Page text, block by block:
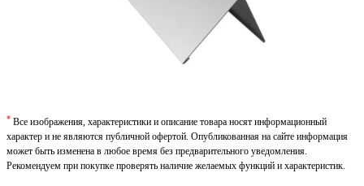
* Все изображения, характеристики и описание товара носят информационный
характер и не являются публичной офертой. Опубликованная на сайте информация
может быть изменена в любое время без предварительного уведомления.
Рекомендуем при покупке проверять наличие желаемых функций и характеристик.